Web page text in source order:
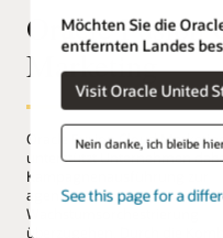
Möchten Sie die
entfernten Landes
Visit Oracle United
Nein danke, ich bleibe
See this page for a
Oracle Fusion
Marketing
Oracle Fusion Cloud
unterstützt Unternehmen
Kampagnenausführung zur
agentenbasierten
Wachstumsorchestrierung
überzugehen. Durch die